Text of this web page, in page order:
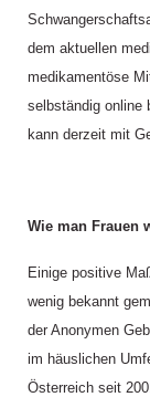
dem aktuellen
medikamentöse
selbständig online
kann derzeit mit
Wie man Frauen
Einige positive
wenig bekannt
der Anonymen
im häuslichen
Österreich seit